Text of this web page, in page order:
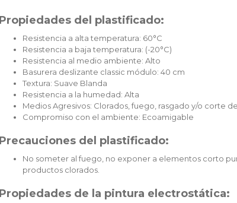
Propiedades del plastificado:
Resistencia a alta temperatura: 60°C
Resistencia a baja temperatura: (-20°C)
Resistencia al medio ambiente: Alto
Basurera deslizante classic módulo: 40 cm
Textura: Suave Blanda
Resistencia a la humedad: Alta
Medios Agresivos: Clorados, fuego, rasgado y/o corte
Compromiso con el ambiente: Ecoamigable
Precauciones del plastificado:
No someter al fuego, no exponer a elementos corto
productos clorados.
Propiedades de la pintura electrostática: